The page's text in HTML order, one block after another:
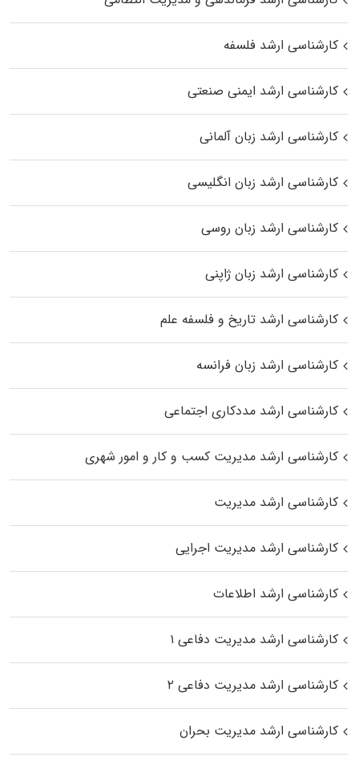
کارشناسی ارشد فلسفه
کارشناسی ارشد ایمنی صنعتی
کارشناسی ارشد زبان آلمانی
کارشناسی ارشد زبان انگلیسی
کارشناسی ارشد زبان روسی
کارشناسی ارشد زبان ژاپنی
کارشناسی ارشد تاریخ و فلسفه علم
کارشناسی ارشد زبان فرانسه
کارشناسی ارشد مددکاری اجتماعی
کارشناسی ارشد مدیریت کسب و کار و امور شهری
کارشناسی ارشد مدیریت
کارشناسی ارشد مدیریت اجرایی
کارشناسی ارشد اطلاعات
کارشناسی ارشد مدیریت دفاعی ۱
کارشناسی ارشد مدیریت دفاعی ۲
کارشناسی ارشد مدیریت بحران